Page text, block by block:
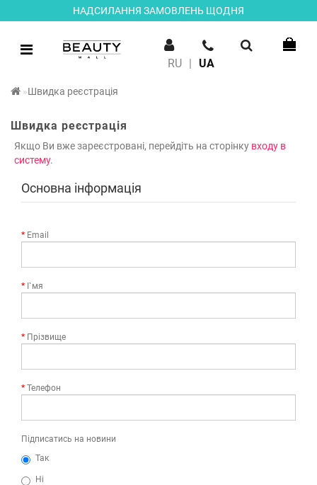
НАДСИЛАННЯ ЗАМОВЛЕНЬ ЩОДНЯ
RU | UA
Швидка реєстрація
Швидка реєстрація
Якщо Ви вже зареєстровані, перейдіть на сторінку входу в
систему.
Основна інформація
Email
І`мя
Прізвище
Телефон
Підписатись на новини
Так
Ні